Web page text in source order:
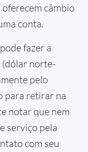
câmbio
conta.
fazer a
(dólar norte-
pelo
para retirar na
notar que nem
serviço pela
com seu